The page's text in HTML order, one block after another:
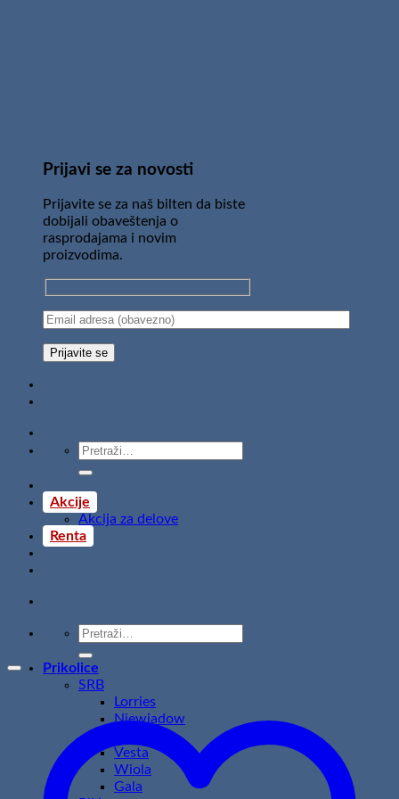
Prijavi se za novosti
Prijavite se za naš bilten da biste
dobijali obaveštenja o
rasprodajama i novim
proizvodima.
Pretraži:
Akcije
Akcija za delove
Renta
Pretraži:
Prikolice
SRB
Lorries
Niewiadow
Vesta
Wiola
Gala